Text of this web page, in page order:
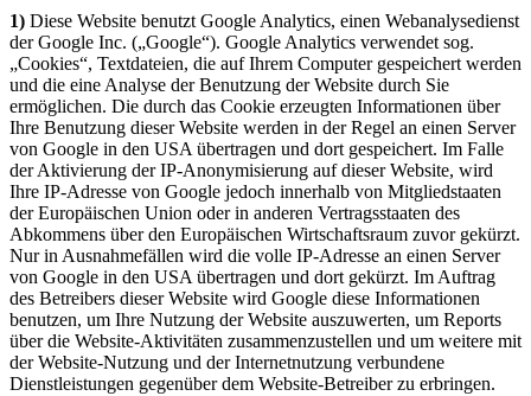
1) Diese Website benutzt Google Analytics, einen Webanalysedienst
der Google Inc. („Google“). Google Analytics verwendet sog.
„Cookies“, Textdateien, die auf Ihrem Computer gespeichert werden
und die eine Analyse der Benutzung der Website durch Sie
ermöglichen. Die durch das Cookie erzeugten Informationen über
Ihre Benutzung dieser Website werden in der Regel an einen Server
von Google in den USA übertragen und dort gespeichert. Im Falle
der Aktivierung der IP-Anonymisierung auf dieser Website, wird
Ihre IP-Adresse von Google jedoch innerhalb von Mitgliedstaaten
der Europäischen Union oder in anderen Vertragsstaaten des
Abkommens über den Europäischen Wirtschaftsraum zuvor gekürzt.
Nur in Ausnahmefällen wird die volle IP-Adresse an einen Server
von Google in den USA übertragen und dort gekürzt. Im Auftrag
des Betreibers dieser Website wird Google diese Informationen
benutzen, um Ihre Nutzung der Website auszuwerten, um Reports
über die Website-Aktivitäten zusammenzustellen und um weitere mit
der Website-Nutzung und der Internetnutzung verbundene
Dienstleistungen gegenüber dem Website-Betreiber zu erbringen.